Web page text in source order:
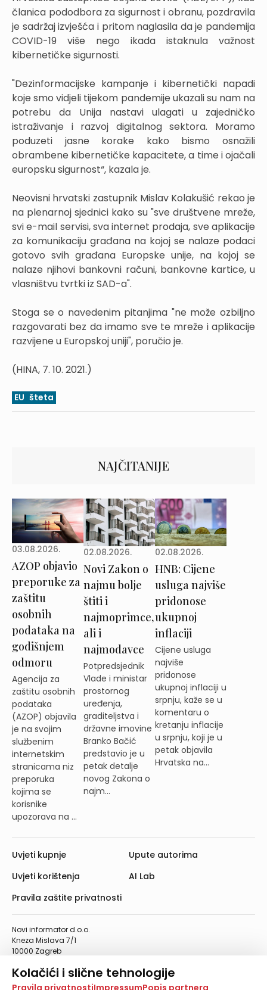
Kolačići i slične tehnologije
Na našoj web stranici koristimo kolačiće i slične
članica pododbora za sigurnost i obranu, pozdravila
je sadržaj izvješća i pritom naglasila da je pandemija
COVID-19 više nego ikada istaknula važnost
kibernetičke sigurnosti.
"Dezinformacijske kampanje i kibernetički napadi
koje smo vidjeli tijekom pandemije ukazali su nam na
potrebu da Unija nastavi ulagati u zajedničko
istraživanje i razvoj digitalnog sektora. Moramo
poduzeti jasne korake kako bismo osnažili
obrambene kibernetičke kapacitete, a time i ojačali
europsku sigurnost“, kazala je.
Neovisni hrvatski zastupnik Mislav Kolakušić rekao je
na plenarnoj sjednici kako su "sve društvene mreže,
svi e-mail servisi, sva internet prodaja, sve aplikacije
za komunikaciju građana na kojoj se nalaze podaci
gotovo svih građana Europske unije, na kojoj se
nalaze njihovi bankovni računi, bankovne kartice, u
vlasništvu tvrtki iz SAD-a".
Stoga se o navedenim pitanjima "ne može ozbiljno
razgovarati bez da imamo sve te mreže i aplikacije
razvijene u Europskoj uniji", poručio je.
(HINA, 7. 10. 2021.)
EU šteta
NAJČITANIJE
03.08.2026.
AZOP objavio
preporuke za
zaštitu
osobnih
podataka na
godišnjem
odmoru
Agencija za
zaštitu osobnih
podataka
(AZOP) objavila
je na svojim
službenim
internetskim
stranicama niz
preporuka
kojima se
korisnike
upozorava na ...
02.08.2026.
Novi Zakon o
najmu bolje
štiti i
najmoprimce,
ali i
najmodavce
Potpredsjednik
Vlade i ministar
prostornog
uređenja,
graditeljstva i
državne imovine
Branko Bačić
predstavio je u
petak detalje
novog Zakona o
najm...
02.08.2026.
HNB: Cijene
usluga najviše
pridonose
ukupnoj
inflaciji
Cijene usluga
najviše
pridonose
ukupnoj inflaciji u
srpnju, kaže se u
komentaru o
kretanju inflacije
u srpnju, koji je u
petak objavila
Hrvatska na...
Novi informator d.o.o.
Kneza Mislava 7/1
10000 Zagreb
Telefaks: 01/4612-553
info@informator.hr
Uvjeti kupnje
Uvjeti korištenja
Pravila zaštite privatnosti
Upute autorima
AI Lab